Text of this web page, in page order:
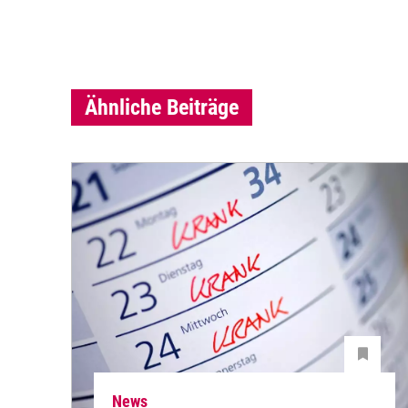
Ähnliche Beiträge
News